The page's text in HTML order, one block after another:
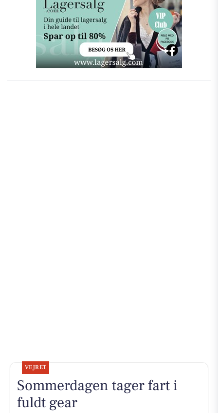
VEJRET
Sommerdagen tager fart i
fuldt gear